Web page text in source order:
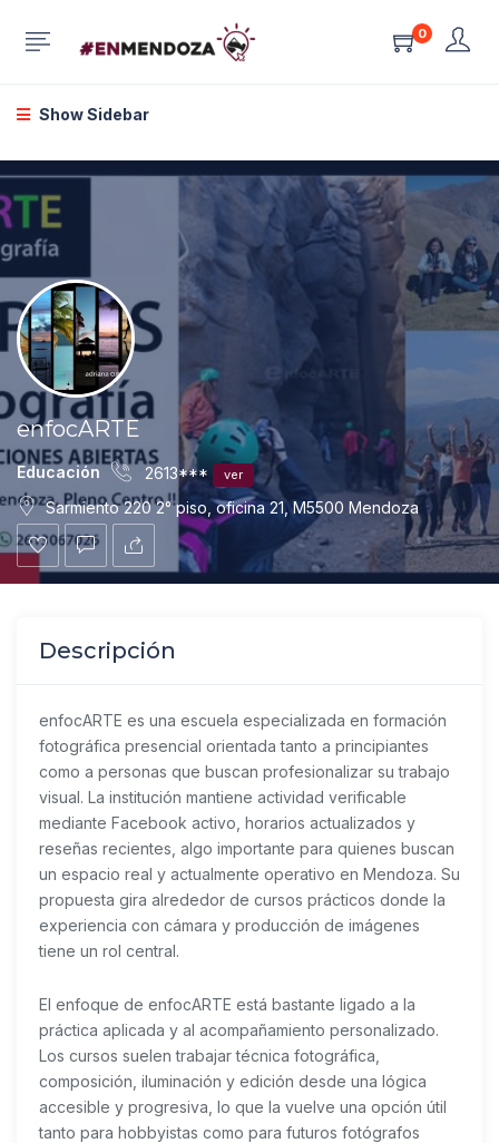
0
Show Sidebar
enfocARTE
Educación 2613*** ver
Sarmiento 220 2° piso, oficina 21, M5500 Mendoza
Descripción
enfocARTE es una escuela especializada en formación
fotográfica presencial orientada tanto a principiantes
como a personas que buscan profesionalizar su trabajo
visual. La institución mantiene actividad verificable
mediante Facebook activo, horarios actualizados y
reseñas recientes, algo importante para quienes buscan
un espacio real y actualmente operativo en Mendoza. Su
propuesta gira alrededor de cursos prácticos donde la
experiencia con cámara y producción de imágenes
tiene un rol central.
El enfoque de enfocARTE está bastante ligado a la
práctica aplicada y al acompañamiento personalizado.
Los cursos suelen trabajar técnica fotográfica,
composición, iluminación y edición desde una lógica
accesible y progresiva, lo que la vuelve una opción útil
tanto para hobbyistas como para futuros fotógrafos